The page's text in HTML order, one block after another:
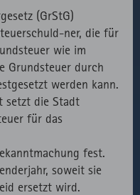
(GrStG)
ner, die für
wie im
Grundsteuer durch
werden kann.
setzt die Stadt
für das
fest.
soweit sie
ersetzt wird.
Session